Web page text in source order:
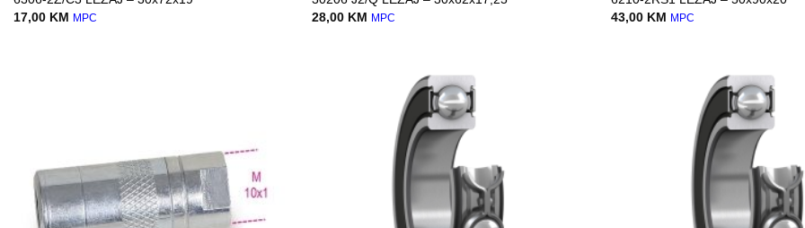
17,00 KM MPC
28,00 KM MPC
43,00 KM MPC